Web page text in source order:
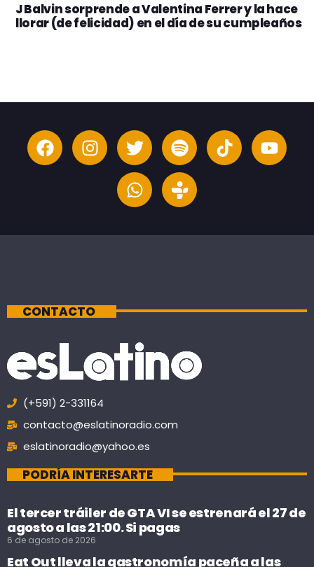
J Balvin sorprende a Valentina Ferrer y la hace
llorar (de felicidad) en el día de su cumpleaños
CONTACTO
(+591) 2-331164
contacto@eslatinoradio.com
eslatinoradio@yahoo.es
PODRÍA INTERESARTE
El tercer tráiler de GTA VI se estrenará el 27 de
agosto a las 21:00. Si pagas
6 de agosto de 2026
Eat Out lleva la gastronomía paceña a las